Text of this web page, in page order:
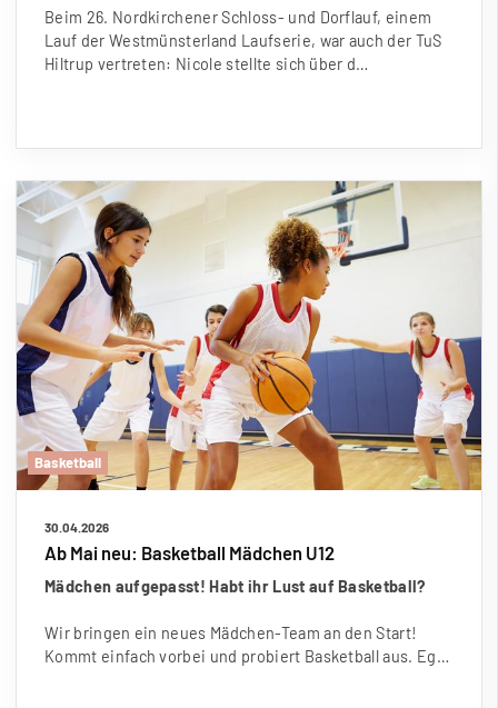
Beim 26. Nordkirchener Schloss- und Dorflauf, einem
Lauf der Westmünsterland Laufserie, war auch der TuS
Hiltrup vertreten: Nicole stellte sich über d…
Basketball
30.04.2026
Ab Mai neu: Basketball Mädchen U12
Mädchen aufgepasst! Habt ihr Lust auf Basketball?
Wir bringen ein neues Mädchen-Team an den Start!
Kommt einfach vorbei und probiert Basketball aus. Eg…